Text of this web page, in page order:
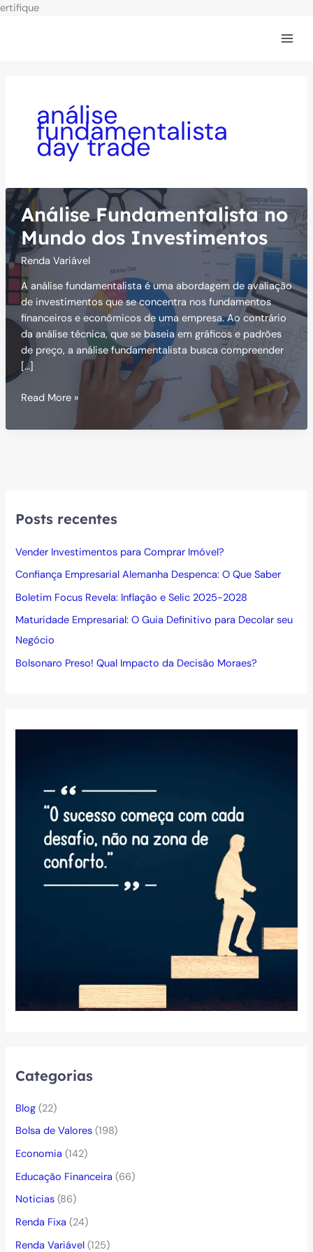
ertifiqueIr
análise
fundamentalista
day trade
Análise Fundamentalista no
Mundo dos Investimentos
Renda Variável
A análise fundamentalista é uma abordagem de avaliação
de investimentos que se concentra nos fundamentos
financeiros e econômicos de uma empresa. Ao contrário
da análise técnica, que se baseia em gráficos e padrões
de preço, a análise fundamentalista busca compreender
[…]
Análise
no
Read More »
Posts recentes
Vender Investimentos para Comprar Imóvel?
Confiança Empresarial Alemanha Despenca: O Que Saber
Boletim Focus Revela: Inflação e Selic 2025-2028
Maturidade Empresarial: O Guia Definitivo para Decolar seu
Negócio
Bolsonaro Preso! Qual Impacto da Decisão Moraes?
Categorias
Blog (22)
Bolsa de Valores (198)
Economia (142)
Educação Financeira (66)
Noticias (86)
Renda Fixa (24)
Renda Variável (125)